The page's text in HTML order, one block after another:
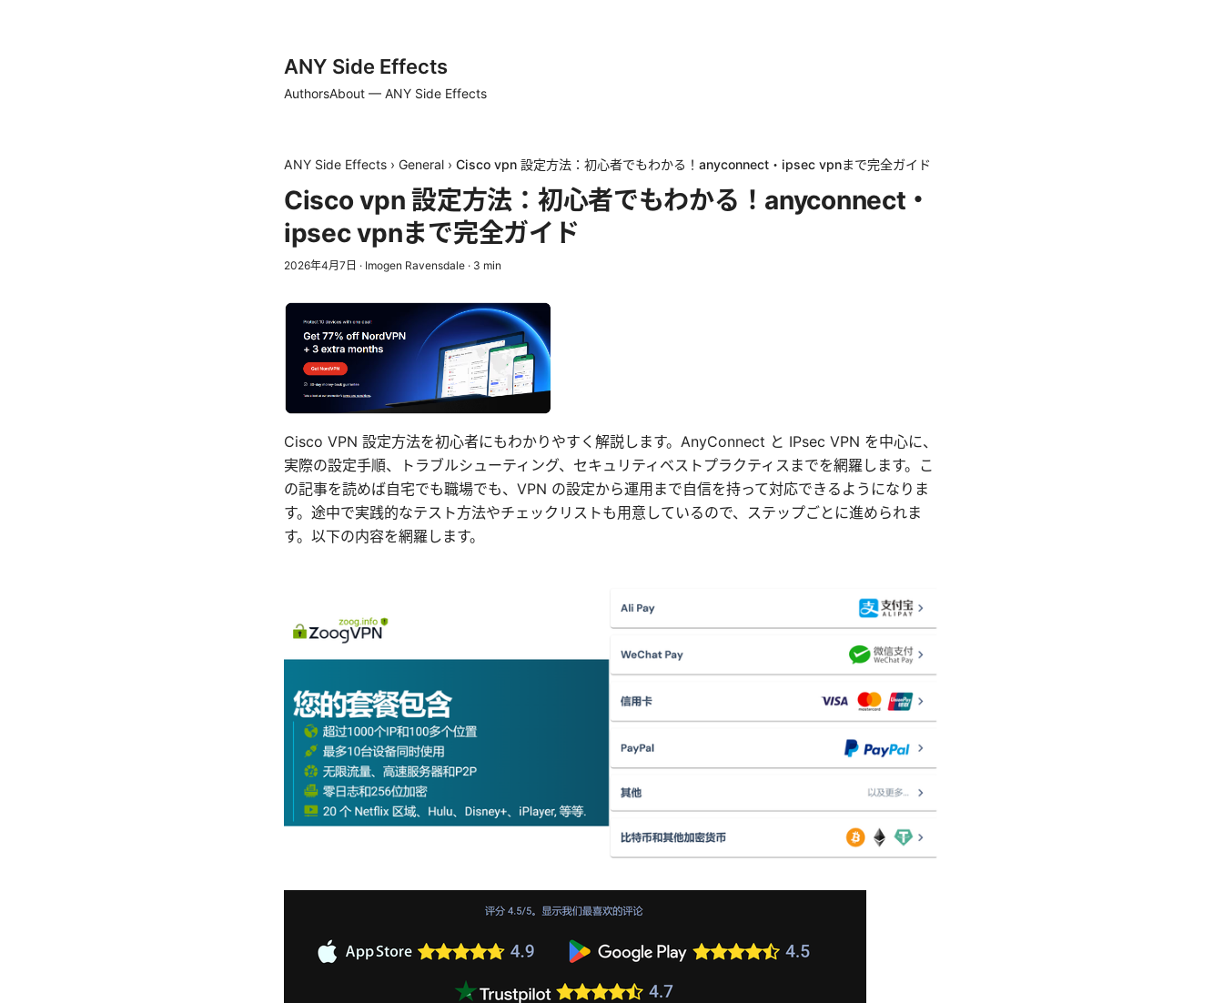
ANY Side Effects
AuthorsAbout — ANY Side Effects
ANY Side Effects › General › Cisco vpn 設定方法：初心者でもわかる！anyconnect・ipsec vpnまで完全ガイド
Cisco vpn 設定方法：初心者でもわかる！anyconnect・
ipsec vpnまで完全ガイド
2026年4月7日 · Imogen Ravensdale · 3 min
Cisco VPN 設定方法を初心者にもわかりやすく解説します。AnyConnect と IPsec VPN を中心に、
実際の設定手順、トラブルシューティング、セキュリティベストプラクティスまでを網羅します。こ
の記事を読めば自宅でも職場でも、VPN の設定から運用まで自信を持って対応できるようになりま
す。途中で実践的なテスト方法やチェックリストも用意しているので、ステップごとに進められま
す。以下の内容を網羅します。